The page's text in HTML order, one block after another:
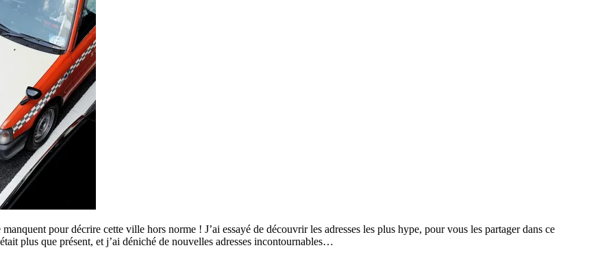
pour décrire cette ville hors norme ! J’ai essayé de découvrir les adresses les plus hype, pour vous les partager dans ce
plus que présent, et j’ai déniché de nouvelles adresses incontournables…